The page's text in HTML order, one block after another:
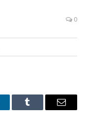
0
Tumblr
E-